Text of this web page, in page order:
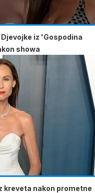
iz 'Gospodina
showa
kreveta nakon prometne